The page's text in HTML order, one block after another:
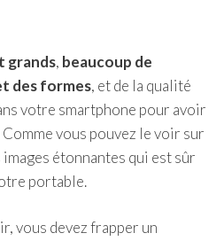
grands, beaucoup de
des formes, et de la qualité
votre smartphone pour avoir
vous pouvez le voir sur
étonnantes qui est sûr
portable.
vous devez frapper un